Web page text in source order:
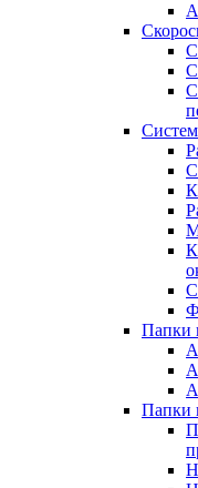
Папки
Папки